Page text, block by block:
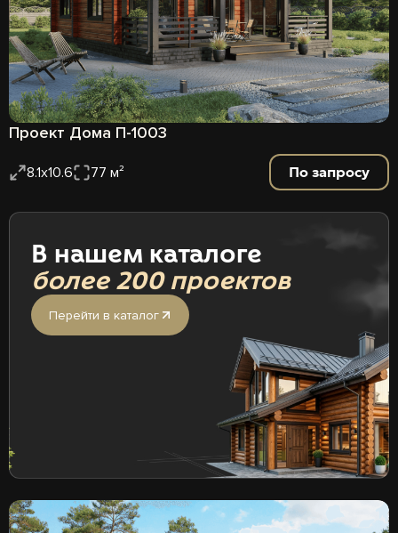
Проект Дома П-1003
8.1х10.6 77 м² По запросу
В нашем каталоге
более 200 проектов
Перейти в каталог